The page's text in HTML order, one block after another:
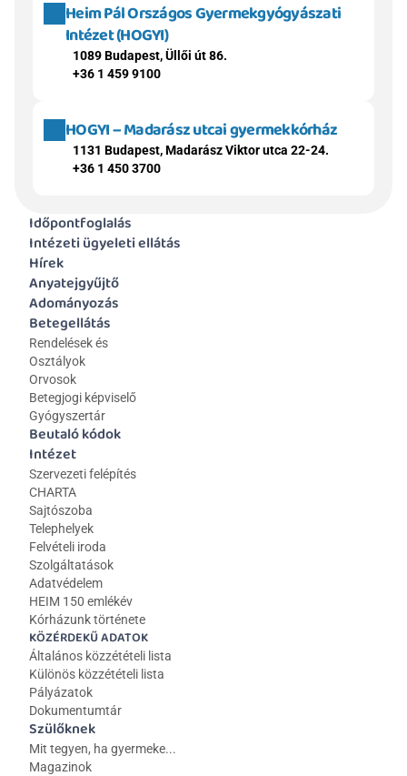
Heim Pál Országos Gyermekgyógyászati
Intézet (HOGYI)
1089 Budapest, Üllői út 86.
+36 1 459 9100
HOGYI – Madarász utcai gyermekkórház
1131 Budapest, Madarász Viktor utca 22-24.
+36 1 450 3700
Időpontfoglalás
Intézeti ügyeleti ellátás
Hírek
Anyatejgyűjtő
Adományozás
Betegellátás
Rendelések és
Osztályok
Orvosok
Betegjogi képviselő
Gyógyszertár
Beutaló kódok
Intézet
Szervezeti felépítés
CHARTA
Sajtószoba
Telephelyek
Felvételi iroda
Szolgáltatások
Adatvédelem
HEIM 150 emlékév
Kórházunk története
KÖZÉRDEKŰ ADATOK
Általános közzétételi lista
Különös közzétételi lista
Pályázatok
Dokumentumtár
Szülőknek
Mit tegyen, ha gyermeke...
Magazinok